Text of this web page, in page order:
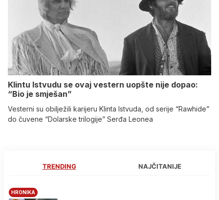
Klintu Istvudu se ovaj vestern uopšte nije dopao:
“Bio je smješan”
Vesterni su obilježili karijeru Klinta Istvuda, od serije “Rawhide”
do čuvene “Dolarske trilogije” Serđa Leonea
TRENDING NAJČITANIJE
HRONIKA